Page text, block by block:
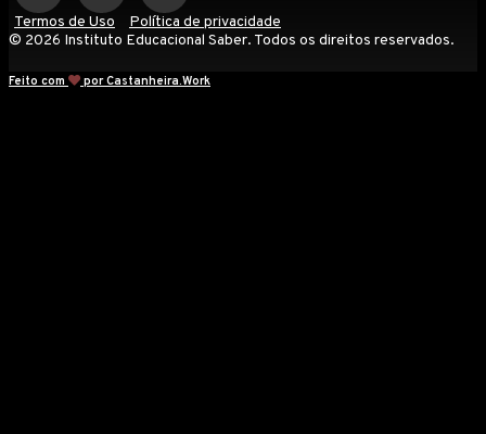
Termos de Uso
Política de privacidade
© 2026 Instituto Educacional Saber. Todos os direitos reservados.
Feito com por Castanheira.Work